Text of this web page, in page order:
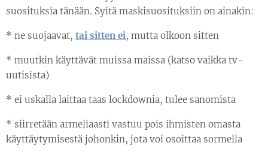
suosituksia tänään. Syitä maskisuosituksiin on ainakin:
* ne suojaavat, tai sitten ei, mutta olkoon sitten
* muutkin käyttävät muissa maissa (katso vaikka tv-
uutisista)
* ei uskalla laittaa taas lockdownia, tulee sanomista
* siirretään armeliaasti vastuu pois ihmisten omasta
käyttäytymisestä johonkin, jota voi osoittaa sormella